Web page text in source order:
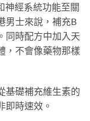
神經系統功能至關
男士來說，補充B
同時配方中加入天
，不會像藥物那樣
基礎補充維生素的
即時速效。